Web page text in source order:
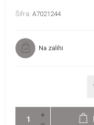
Šifra: A7021244
Na zalihi